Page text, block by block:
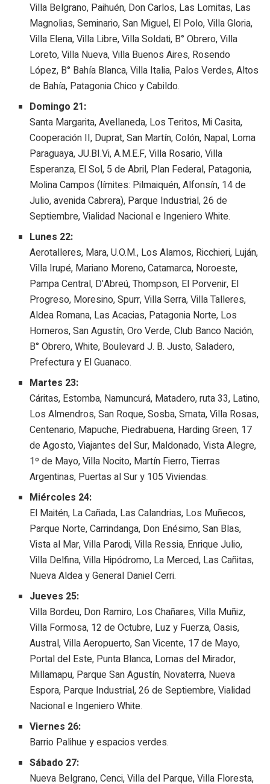
Villa Belgrano, Paihuén, Don Carlos, Las Lomitas, Las
Magnolias, Seminario, San Miguel, El Polo, Villa Gloria,
Villa Elena, Villa Libre, Villa Soldati, B° Obrero, Villa
Loreto, Villa Nueva, Villa Buenos Aires, Rosendo
López, B° Bahía Blanca, Villa Italia, Palos Verdes, Altos
de Bahía, Patagonia Chico y Cabildo.
Domingo 21:
Santa Margarita, Avellaneda, Los Teritos, Mi Casita,
Cooperación II, Duprat, San Martín, Colón, Napal, Loma
Paraguaya, JU.BI.Vi, A.M.E.F, Villa Rosario, Villa
Esperanza, El Sol, 5 de Abril, Plan Federal, Patagonia,
Molina Campos (límites: Pilmaiquén, Alfonsín, 14 de
Julio, avenida Cabrera), Parque Industrial, 26 de
Septiembre, Vialidad Nacional e Ingeniero White.
Lunes 22:
Aerotalleres, Mara, U.O.M., Los Alamos, Ricchieri, Luján,
Villa Irupé, Mariano Moreno, Catamarca, Noroeste,
Pampa Central, D’Abreú, Thompson, El Porvenir, El
Progreso, Moresino, Spurr, Villa Serra, Villa Talleres,
Aldea Romana, Las Acacias, Patagonia Norte, Los
Horneros, San Agustín, Oro Verde, Club Banco Nación,
B° Obrero, White, Boulevard J. B. Justo, Saladero,
Prefectura y El Guanaco.
Martes 23:
Cáritas, Estomba, Namuncurá, Matadero, ruta 33, Latino,
Los Almendros, San Roque, Sosba, Smata, Villa Rosas,
Centenario, Mapuche, Piedrabuena, Harding Green, 17
de Agosto, Viajantes del Sur, Maldonado, Vista Alegre,
1º de Mayo, Villa Nocito, Martín Fierro, Tierras
Argentinas, Puertas al Sur y 105 Viviendas.
Miércoles 24:
El Maitén, La Cañada, Las Calandrias, Los Muñecos,
Parque Norte, Carrindanga, Don Enésimo, San Blas,
Vista al Mar, Villa Parodi, Villa Ressia, Enrique Julio,
Villa Delfina, Villa Hipódromo, La Merced, Las Cañitas,
Nueva Aldea y General Daniel Cerri.
Jueves 25:
Villa Bordeu, Don Ramiro, Los Chañares, Villa Muñiz,
Villa Formosa, 12 de Octubre, Luz y Fuerza, Oasis,
Austral, Villa Aeropuerto, San Vicente, 17 de Mayo,
Portal del Este, Punta Blanca, Lomas del Mirador,
Millamapu, Parque San Agustín, Novaterra, Nueva
Espora, Parque Industrial, 26 de Septiembre, Vialidad
Nacional e Ingeniero White.
Viernes 26:
Barrio Palihue y espacios verdes.
Sábado 27:
Nueva Belgrano, Cenci, Villa del Parque, Villa Floresta,